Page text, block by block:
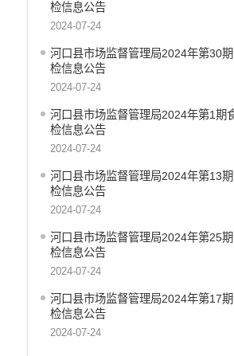
检信息公告
2024-07-24
河口县市场监督管理局2024年第30
检信息公告
2024-07-24
河口县市场监督管理局2024年第1期
检信息公告
2024-07-24
河口县市场监督管理局2024年第13
检信息公告
2024-07-24
河口县市场监督管理局2024年第25
检信息公告
2024-07-24
河口县市场监督管理局2024年第17
检信息公告
2024-07-24